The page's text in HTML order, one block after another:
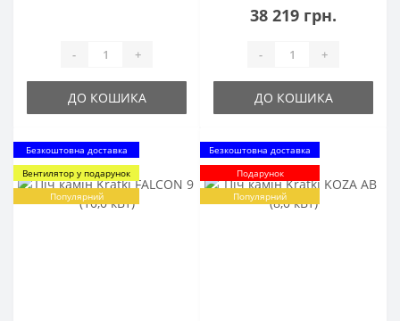
- +
ДО КОШИКА
38 219 грн.
- +
ДО КОШИКА
Безкоштовна доставка
Вентилятор у подарунок
Популярний
Безкоштовна доставка
Подарунок
Популярний